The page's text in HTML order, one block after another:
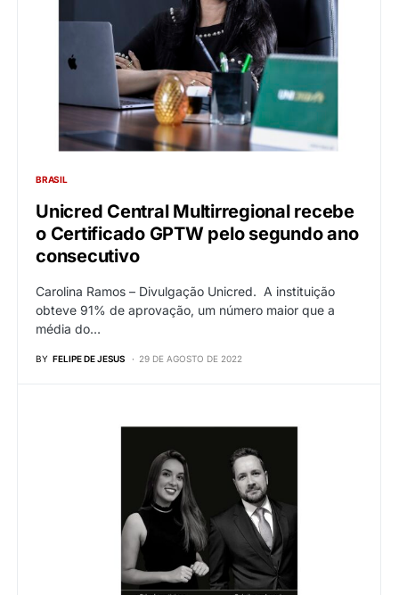
BRASIL
Unicred Central Multirregional recebe
o Certificado GPTW pelo segundo ano
consecutivo
Carolina Ramos – Divulgação Unicred. A instituição
obteve 91% de aprovação, um número maior que a
média do…
BY FELIPE DE JESUS 29 DE AGOSTO DE 2022